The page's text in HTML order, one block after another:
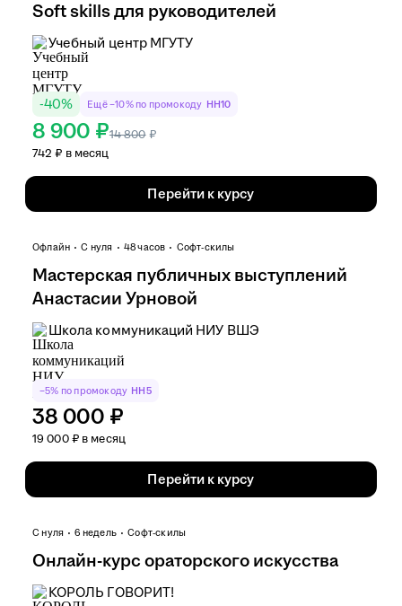
Soft skills для руководителей
Учебный центр МГУТУ
-40% Ещё −10% по промокоду HH10
8 900 ₽14 800 ₽
742 ₽ в месяц
Перейти к курсу
Офлайн С нуля 48 часов Софт-скилы
Мастерская публичных выступлений
Анастасии Урновой
Школа коммуникаций НИУ ВШЭ
−5% по промокоду HH5
38 000 ₽
19 000 ₽ в месяц
Перейти к курсу
С нуля 6 недель Софт-скилы
Онлайн-курс ораторского искусства
КОРОЛЬ ГОВОРИТ!